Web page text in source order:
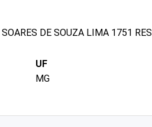
DE SOUZA LIMA 1751
UF
MG